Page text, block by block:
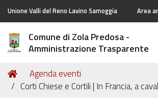
Unione Valli del Reno Lavino Samoggia Area
Comune di Zola Predosa -
Amministrazione Trasparente
Tu
sei
Home
Agenda eventi
Corti Chiese e Cortili | In Francia, a